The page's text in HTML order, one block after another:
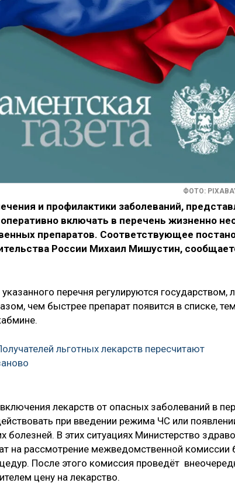
ФОТО:
и профилактики заболеваний,
включать в перечень жизненно
препаратов. Соответствующее
России Михаил Мишустин,
перечня регулируются государством,
чем быстрее препарат появится в списке,
льготных лекарств пересчитают
лекарств от опасных заболеваний в
при введении режима ЧС или
болезней. В этих ситуациях Министерство
на рассмотрение межведомственной комиссии
После этого комиссия проведёт
цену на лекарство.